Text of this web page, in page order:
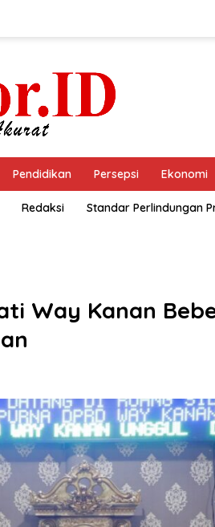
Pendidikan Persepsi Ekonomi
Redaksi Standar Perlindungan
Way Kanan